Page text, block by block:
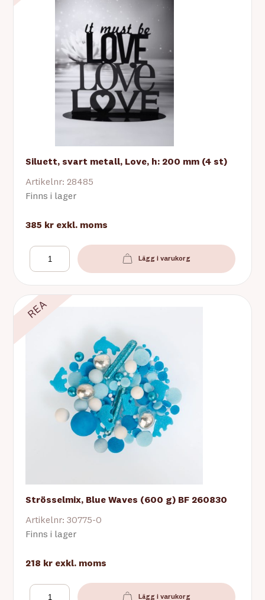
Siluett, svart metall, Love, h: 200 mm (4 st)
Artikelnr: 28485
Finns i lager
385 kr exkl. moms
Lägg i varukorg
REA
Strösselmix, Blue Waves (600 g) BF 260830
Artikelnr: 30775-0
Finns i lager
218 kr exkl. moms
Lägg i varukorg